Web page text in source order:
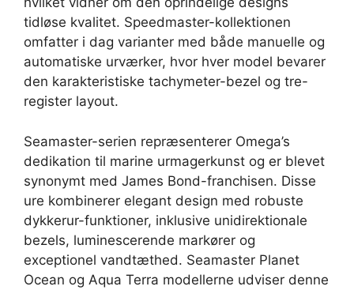
tidløse kvalitet. Speedmaster-kollektionen
omfatter i dag varianter med både manuelle og
automatiske urværker, hvor hver model bevarer
den karakteristiske tachymeter-bezel og tre-
register layout.
Seamaster-serien repræsenterer Omega’s
dedikation til marine urmagerkunst og er blevet
synonymt med James Bond-franchisen. Disse
ure kombinerer elegant design med robuste
dykkerur-funktioner, inklusive unidirektionale
bezels, luminescerende markører og
exceptionel vandtæthed. Seamaster Planet
Ocean og Aqua Terra modellerne udviser denne